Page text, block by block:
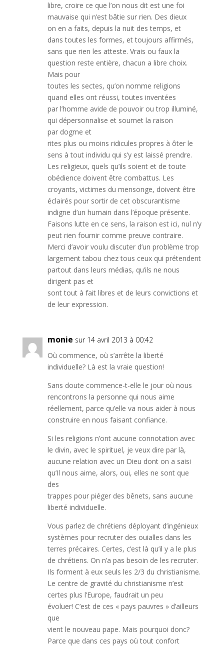
libre, croire ce que l’on nous dit est une foi
mauvaise qui n’est bâtie sur rien. Des dieux
on en a faits, depuis la nuit des temps, et
dans toutes les formes, et toujours affirmés,
sans que rien les atteste. Vrais ou faux la
question reste entière, chacun a libre choix.
Mais pour
toutes les sectes, qu’on nomme religions
quand elles ont réussi, toutes inventées
par l’homme avide de pouvoir ou trop illuminé,
qui dépersonnalise et soumet la raison
par dogme et
rites plus ou moins ridicules propres à ôter le
sens à tout individu qui s’y est laissé prendre.
Les religieux, quels qu’ils soient et de toute
obédience doivent être combattus. Les
croyants, victimes du mensonge, doivent être
éclairés pour sortir de cet obscurantisme
indigne d’un humain dans l’époque présente.
Faisons lutte en ce sens, la raison est ici, nul n’y
peut rien fournir comme preuve contraire.
Merci d’avoir voulu discuter d’un problème trop
largement tabou chez tous ceux qui prétendent
partout dans leurs médias, qu’ils ne nous
dirigent pas et
sont tout à fait libres et de leurs convictions et
de leur expression.
monie sur 14 avril 2013 à 00:42
Où commence, où s’arrête la liberté
individuelle? Là est la vraie question!
Sans doute commence-t-elle le jour où nous
rencontrons la personne qui nous aime
réellement, parce qu’elle va nous aider à nous
construire en nous faisant confiance.
Si les religions n’ont aucune connotation avec
le divin, avec le spirituel, je veux dire par là,
aucune relation avec un Dieu dont on a saisi
qu’Il nous aime, alors, oui, elles ne sont que
des
trappes pour piéger des bênets, sans aucune
liberté individuelle.
Vous parlez de chrétiens déployant d’ingénieux
systèmes pour recruter des ouialles dans les
terres précaires. Certes, c’est là qu’il y a le plus
de chrétiens. On n’a pas besoin de les recruter.
Ils forment à eux seuls les 2/3 du christianisme.
Le centre de gravité du christianisme n’est
certes plus l’Europe, faudrait un peu
évoluer! C’est de ces « pays pauvres » d’ailleurs
que
vient le nouveau pape. Mais pourquoi donc?
Parce que dans ces pays où tout confort